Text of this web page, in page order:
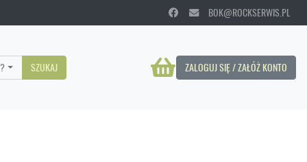
BOK@ROCKSERWIS.PL
ZALOGUJ SIĘ / ZAŁÓŻ KONTO
SZUKAJ